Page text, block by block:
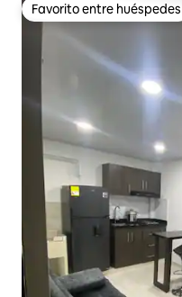
Favorito entre huéspedes
Favorito entre huéspedes